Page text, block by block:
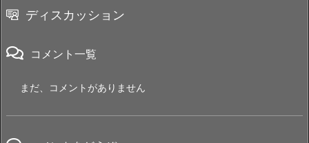
ディスカッション
コメント一覧
まだ、コメントがありません